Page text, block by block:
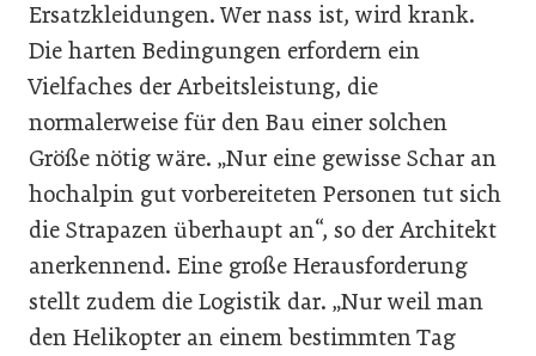
Ersatzkleidungen. Wer nass ist, wird krank.
Die harten Bedingungen erfordern ein
Vielfaches der Arbeitsleistung, die
normalerweise für den Bau einer solchen
Größe nötig wäre. „Nur eine gewisse Schar an
hochalpin gut vorbereiteten Personen tut sich
die Strapazen überhaupt an“, so der Architekt
anerkennend. Eine große Herausforderung
stellt zudem die Logistik dar. „Nur weil man
den Helikopter an einem bestimmten Tag